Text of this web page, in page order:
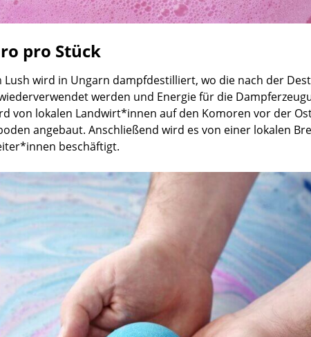
pro Stück
Lush wird in Ungarn dampfdestilliert, wo die nach der
werden und Energie für die
von lokalen Landwirt*innen auf den Komoren vor der
angebaut. Anschließend wird es von einer lokalen
beschäftigt.